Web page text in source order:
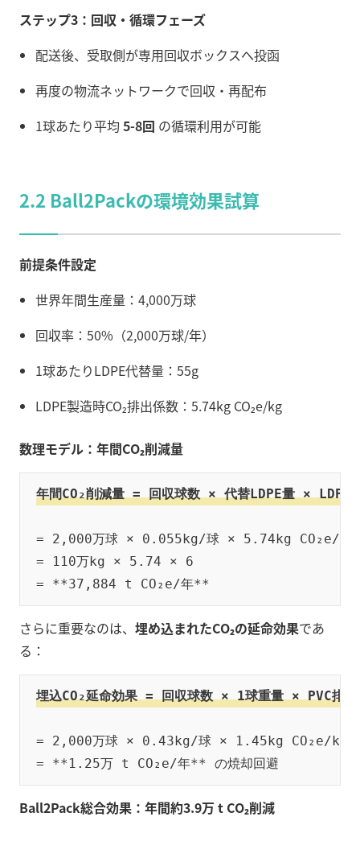
ステップ3：回収・循環フェーズ
配送後、受取側が専用回収ボックスへ投函
再度の物流ネットワークで回収・再配布
1球あたり平均 5-8回 の循環利用が可能
2.2 Ball2Packの環境効果試算
前提条件設定
世界年間生産量：4,000万球
回収率：50%（2,000万球/年）
1球あたりLDPE代替量：55g
LDPE製造時CO₂排出係数：5.74kg CO₂e/kg
数理モデル：年間CO₂削減量
年間CO₂削減量 = 回収球数 × 代替LDPE量 × LDPE
= 2,000万球 × 0.055kg/球 × 5.74kg CO₂e/
= 110万kg × 5.74 × 6
さらに重要なのは、 埋め込まれたCO₂の延命効果であ
る：
埋込CO₂延命効果 = 回収球数 × 1球重量 × PVC排出
= 2,000万球 × 0.43kg/球 × 1.45kg CO₂e/
Ball2Pack総合効果：年間約3.9万 t CO₂削減